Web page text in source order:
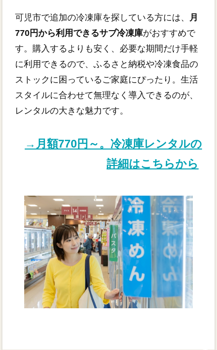
可児市で追加の冷凍庫を探している方には、
月
770円から利用できるサブ冷凍庫がおすすめで
す。購入するよりも安く、必要な期間だけ手軽
に利用できるので、ふるさと納税や冷凍食品の
ストックに困っているご家庭にぴったり。生活
スタイルに合わせて無理なく導入できるのが、
レンタルの大きな魅力です。
→月額770円～。冷凍庫レンタルの
詳細はこちらから